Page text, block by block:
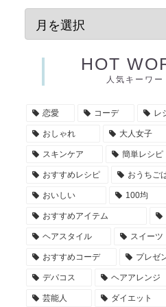
HOT
人気キーワー
恋愛 コーデ レ
おしゃれ 大人女子
スキンケア 簡単レシピ
おすすめレシピ おうちご
おいしい 100均
おすすめアイテム
ヘアスタイル スイーツ
おすすめコーデ プレゼ
デパコス ヘアアレンジ
芸能人 ダイエット